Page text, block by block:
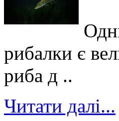
рибалки є
риба д ..
Читати далі...